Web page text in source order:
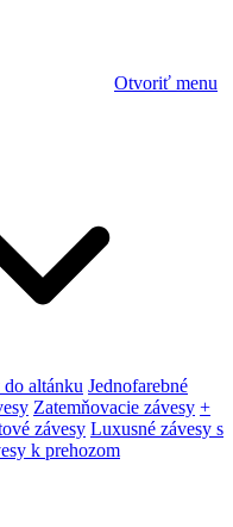
Otvoriť menu
do altánku Jednofarebné
Zatemňovacie závesy +
závesy Luxusné závesy s
k prehozom